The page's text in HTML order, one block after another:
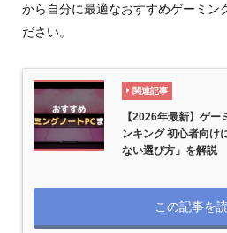
から自分に最適なおすすめゲーミン
ださい。
関連記事
【2026年最新】ゲ
ンキング 初心者向け
ない選び方」を解説
この記事を